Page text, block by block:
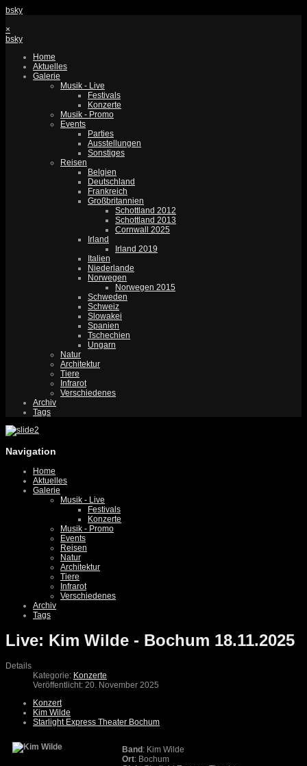
bsky
×
bsky
Home
Aktuelles
Galerie
Musik - Live
Festivals
Konzerte
Musik - Promo
Events
Parties
Ausstellungen
Sonstiges
Reisen
Belgien
Deutschland
Frankreich
Großbritannien
Schottland 2012
Schottland 2013
Cornwall 2025
Irland
Irland 2019
Italien
Niederlande
Norwegen
Norwegen 2015
Schweden
Schweiz
Slowakei
Spanien
Tschechien
Ungarn
Natur
Architektur
Tiere
Infrarot
Verschiedenes
Archiv
Tags
Navigation
Home
Aktuelles
Galerie
Musik - Live
Festivals
Konzerte
Musik - Promo
Events
Reisen
Natur
Architektur
Tiere
Infrarot
Verschiedenes
Archiv
Tags
Live: Kim Wilde - Bochum 18.11.2025
Details
Kategorie: Konzerte
Veröffentlicht: 20. November 2025
Konzert
Kim Wilde
Starlight Express Theater Bochum
Band : Kim Wilde
Ort: Bochum